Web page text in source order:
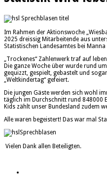
Im Rahmen der Aktionswoche
2025 dreissig Mitarbeitende aus
Statistischen Landesamtes bei
„Trockenes“ Zahlenwerk traf auf
Die ganze Woche über wurde rund
gequizzt, gespielt, gebastelt und
„Weltkindertag“ gefeiert.
Die jungen Gäste werden sich wohl
täglich im Durchschnitt rund 848000
Kids zählt unser Bundesland zudem
Alle waren begeistert! Das war mal
Vielen Dank allen Beteiligten.